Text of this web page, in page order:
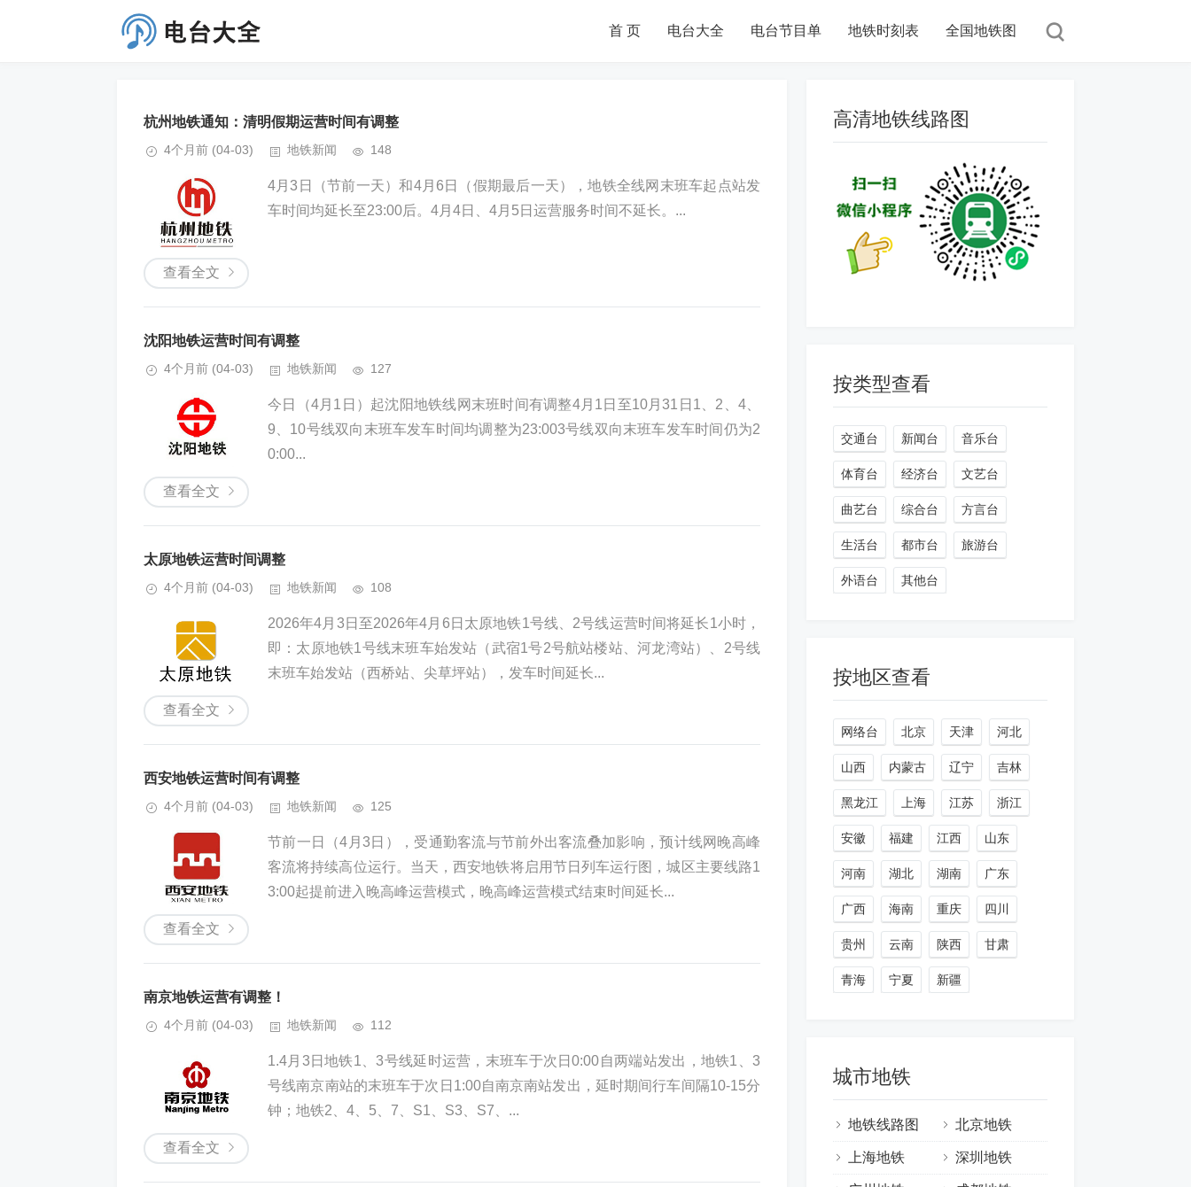
首 页 电台大全 电台节目单 地铁时刻表 全国地铁图
杭州地铁通知：清明假期运营时间有调整
4个月前 (04-03) 地铁新闻 148
4月3日（节前一天）和4月6日（假期最后一天），地铁全线网末班车起点站发
车时间均延长至23:00后。4月4日、4月5日运营服务时间不延长。...
查看全文
沈阳地铁运营时间有调整
4个月前 (04-03) 地铁新闻 127
今日（4月1日）起沈阳地铁线网末班时间有调整4月1日至10月31日1、2、4、
9、10号线双向末班车发车时间均调整为23:003号线双向末班车发车时间仍为2
0:00...
查看全文
太原地铁运营时间调整
4个月前 (04-03) 地铁新闻 108
2026年4月3日至2026年4月6日太原地铁1号线、2号线运营时间将延长1小时，
即：太原地铁1号线末班车始发站（武宿1号2号航站楼站、河龙湾站）、2号线
末班车始发站（西桥站、尖草坪站），发车时间延长...
查看全文
西安地铁运营时间有调整
4个月前 (04-03) 地铁新闻 125
节前一日（4月3日），受通勤客流与节前外出客流叠加影响，预计线网晚高峰
客流将持续高位运行。当天，西安地铁将启用节日列车运行图，城区主要线路1
3:00起提前进入晚高峰运营模式，晚高峰运营模式结束时间延长...
查看全文
南京地铁运营有调整！
4个月前 (04-03) 地铁新闻 112
1.4月3日地铁1、3号线延时运营，末班车于次日0:00自两端站发出，地铁1、3
号线南京南站的末班车于次日1:00自南京南站发出，延时期间行车间隔10-15分
钟；地铁2、4、5、7、S1、S3、S7、...
查看全文
高清地铁线路图
按类型查看
交通台 新闻台 音乐台
体育台 经济台 文艺台
曲艺台 综合台 方言台
生活台 都市台 旅游台
外语台 其他台
按地区查看
网络台 北京 天津 河北
山西 内蒙古 辽宁 吉林
黑龙江 上海 江苏 浙江
安徽 福建 江西 山东
河南 湖北 湖南 广东
广西 海南 重庆 四川
贵州 云南 陕西 甘肃
青海 宁夏 新疆
城市地铁
地铁线路图 北京地铁
上海地铁 深圳地铁